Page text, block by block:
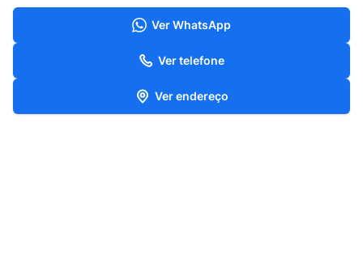
Ver WhatsApp
Ver telefone
Ver endereço